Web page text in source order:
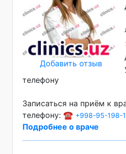
Добавить отзыв
телефону
Записаться на приём к
телефону: ☎️ +998-95-198-
Подробнее о враче